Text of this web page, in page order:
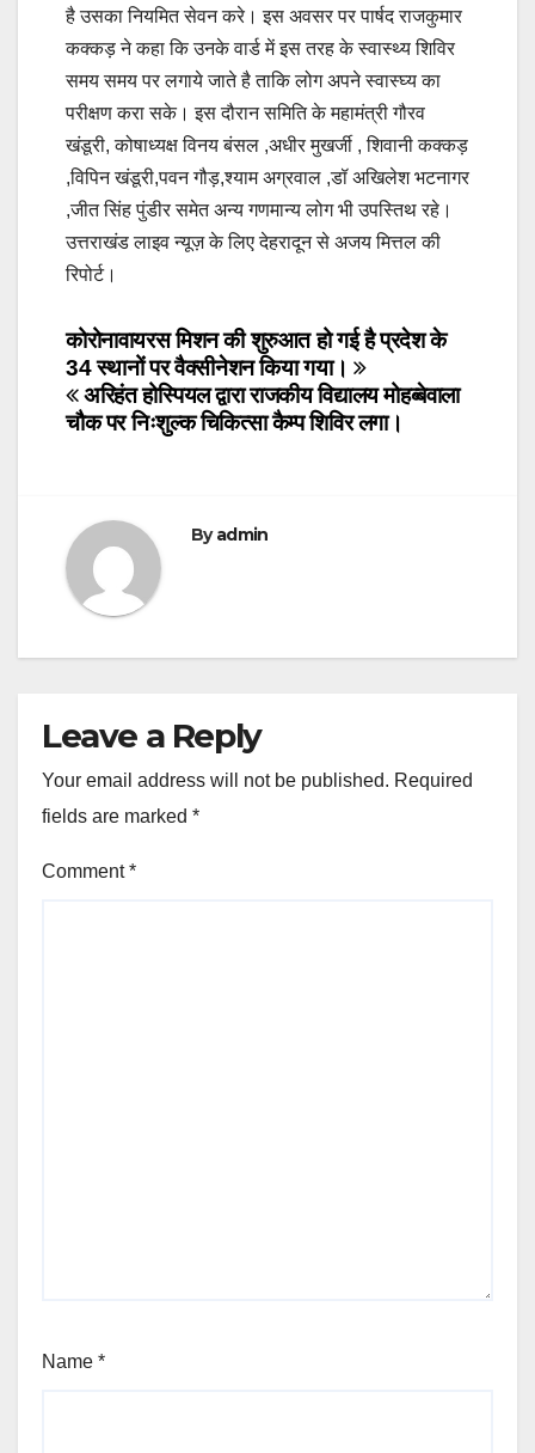
है उसका नियमित सेवन करे। इस अवसर पर पार्षद राजकुमार
कक्कड़ ने कहा कि उनके वार्ड में इस तरह के स्वास्थ्य शिविर
समय समय पर लगाये जाते है ताकि लोग अपने स्वास्घ्य का
परीक्षण करा सके। इस दौरान समिति के महामंत्री गौरव
खंडूरी, कोषाध्यक्ष विनय बंसल ,अधीर मुखर्जी , शिवानी कक्कड़
,विपिन खंडूरी,पवन गौड़,श्याम अग्रवाल ,डॉ अखिलेश भटनागर
,जीत सिंह पुंडीर समेत अन्य गणमान्य लोग भी उपस्तिथ रहे।
उत्तराखंड लाइव न्यूज़ के लिए देहरादून से अजय मित्तल की
रिपोर्ट।
Post
navigation
कोरोनावायरस मिशन की शुरुआत हो गई है प्रदेश के
34 स्थानों पर वैक्सीनेशन किया गया।
अरिहंत होस्पियल द्वारा राजकीय विद्यालय मोहब्बेवाला
चौक पर निःशुल्क चिकित्सा कैम्प शिविर लगा।
Byadmin
Leave a Reply
Your email address will not be published. Required
fields are marked *
Comment*
Name *